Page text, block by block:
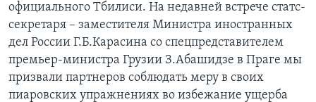
официального Тбилиси. На недавней встрече статс-
секретаря – заместителя Министра иностранных
дел России Г.Б.Карасина со спецпредставителем
премьер-министра Грузии З.Абашидзе в Праге мы
призвали партнеров соблюдать меру в своих
пиаровских упражнениях во избежание ущерба